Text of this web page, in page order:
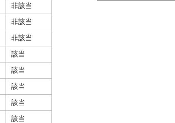
非該当
非該当
非該当
該当
該当
該当
該当
該当